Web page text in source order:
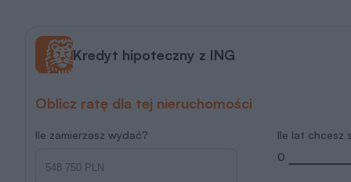
Kredyt hipoteczny z ING
Oblicz ratę dla tej nieruchomości
Ile zamierzasz wydać?
Ile lat chcesz
0